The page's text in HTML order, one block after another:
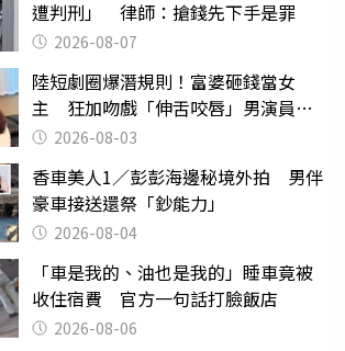
遭判刑」 律師：搶錢先下手是罪
2026-08-07
陸短劇圈爆潛規則！富婆砸錢當女
主 狂加吻戲「伸舌咬唇」男演員崩
潰 2026-08-03
香車美人1／彭彭海邊秘境外拍 男伴
豪車接送還祭「鈔能力」
2026-08-04
「車是我的、油也是我的」睡車竟被
收住宿費 官方一句話打臉飯店
2026-08-06